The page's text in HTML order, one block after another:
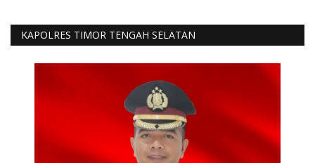
KAPOLRES TIMOR TENGAH SELATAN